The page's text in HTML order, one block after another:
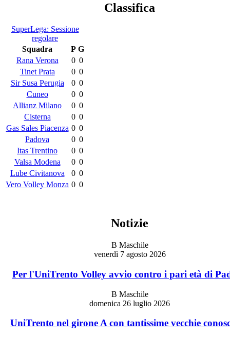
Classifica
SuperLega: Sessione
regolare
Squadra
P G
Rana Verona
0 0
Tinet Prata
0 0
Sir Susa Perugia
0 0
Cuneo
0 0
Allianz Milano
0 0
Cisterna
0 0
Gas Sales Piacenza 0 0
Padova
0 0
Itas Trentino
0 0
Valsa Modena
0 0
Lube Civitanova
0 0
Vero Volley Monza 0 0
Notizie
B Maschile
venerdì 7 agosto 2026
Per l'UniTrento Volley avvio contro i pari età di
B Maschile
domenica 26 luglio 2026
UniTrento nel girone A con tantissime vecchie